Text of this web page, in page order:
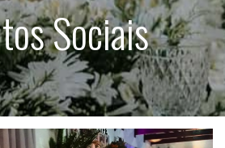
Sociais